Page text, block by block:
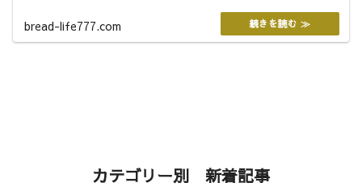
bread-life777.com
カテゴリー別 新着記事